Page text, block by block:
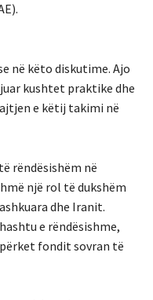
në këto diskutime. Ajo
kushtet praktike dhe
e këtij takimi në
rëndësishëm në
një rol të dukshëm
dhe Iranit.
e rëndësishme,
fondit sovran të